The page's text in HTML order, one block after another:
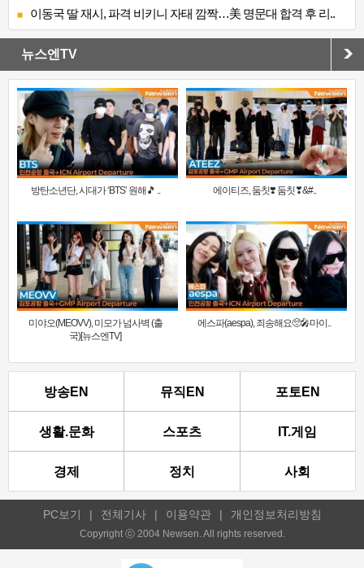
이동국 딸 재시, 파격 비키니 자태 깜짝…美 명문대 합격 후 리..
뉴스엔TV
방탄소년단, 시대가 ‘BTS’ 원해🎵 .. 에이티즈, 둠칫❣️ 둠칫❣&#..
미야오(MEOVV), 미모가 넘사벽 (출
국)[뉴스엔TV]
에스파(aespa), 죄송해요🥺🎤마이..
방송EN 뮤직EN 포토EN
생활.문화 스포츠 IT.게임
경제 정치 사회
PC보기 | 전체기사 | 이용약관 | 개인정보처리방침
Copyright ⓒ 2004 Newsen. All rights reserved.